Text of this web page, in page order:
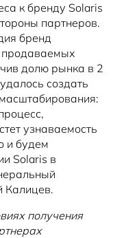
к бренду Solaris
партнеров.
бренд
долю рынка в 2
создать
узнаваемость
и будем
Solaris в
Калицев.
получения